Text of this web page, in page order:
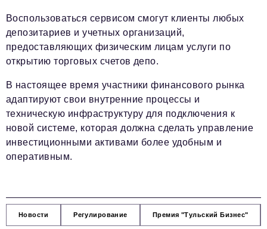
Воспользоваться сервисом смогут клиенты любых
депозитариев и учетных организаций,
предоставляющих физическим лицам услуги по
открытию торговых счетов депо.
В настоящее время участники финансового рынка
адаптируют свои внутренние процессы и
техническую инфраструктуру для подключения к
новой системе, которая должна сделать управление
инвестиционными активами более удобным и
оперативным.
Новости Регулирование Премия "Тульский Бизнес"